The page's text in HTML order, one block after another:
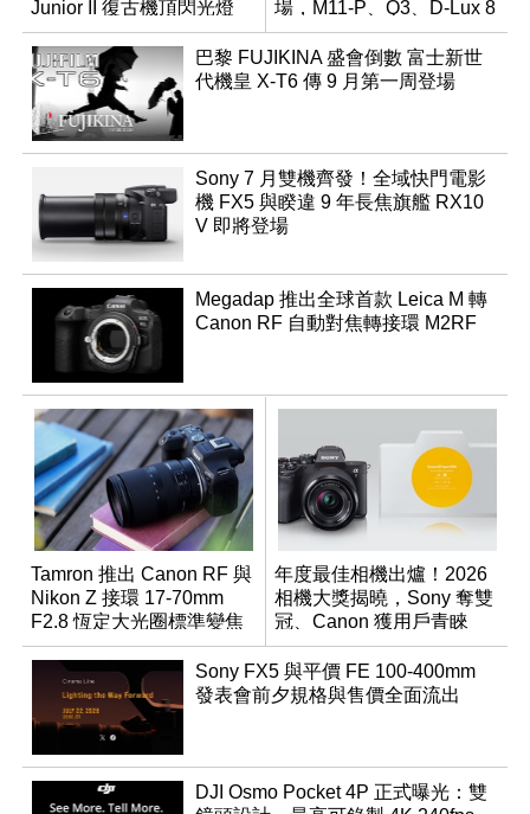
Junior II 復古機頂閃光燈
場，M11-P、Q3、D-Lux 8
領銜換裝
巴黎 FUJIKINA 盛會倒數 富士新世
代機皇 X-T6 傳 9 月第一周登場
Sony 7 月雙機齊發！全域快門電影
機 FX5 與睽違 9 年長焦旗艦 RX10
V 即將登場
Megadap 推出全球首款 Leica M 轉
Canon RF 自動對焦轉接環 M2RF
Tamron 推出 Canon RF 與
Nikon Z 接環 17-70mm
F2.8 恆定大光圈標準變焦
鏡
年度最佳相機出爐！2026
相機大獎揭曉，Sony 奪雙
冠、Canon 獲用戶青睞
Sony FX5 與平價 FE 100-400mm
發表會前夕規格與售價全面流出
DJI Osmo Pocket 4P 正式曝光：雙